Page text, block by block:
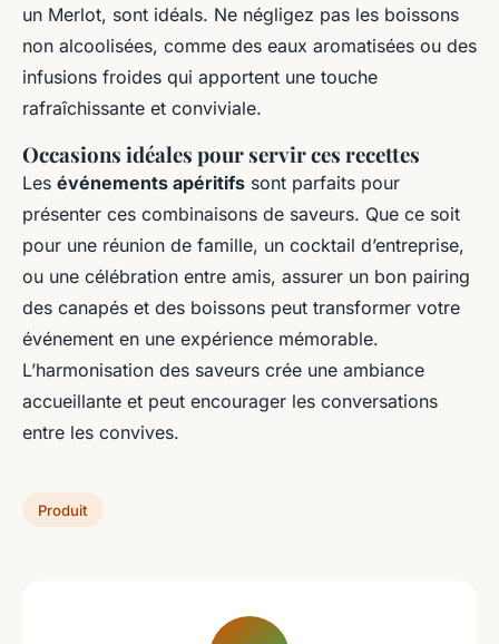
un Merlot, sont idéals. Ne négligez pas les boissons
non alcoolisées, comme des eaux aromatisées ou des
infusions froides qui apportent une touche
rafraîchissante et conviviale.
Occasions idéales pour servir ces recettes
Les événements apéritifs sont parfaits pour
présenter ces combinaisons de saveurs. Que ce soit
pour une réunion de famille, un cocktail d’entreprise,
ou une célébration entre amis, assurer un bon pairing
des canapés et des boissons peut transformer votre
événement en une expérience mémorable.
L’harmonisation des saveurs crée une ambiance
accueillante et peut encourager les conversations
entre les convives.
Produit